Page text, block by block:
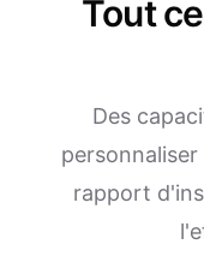
Tout
Des
rapport